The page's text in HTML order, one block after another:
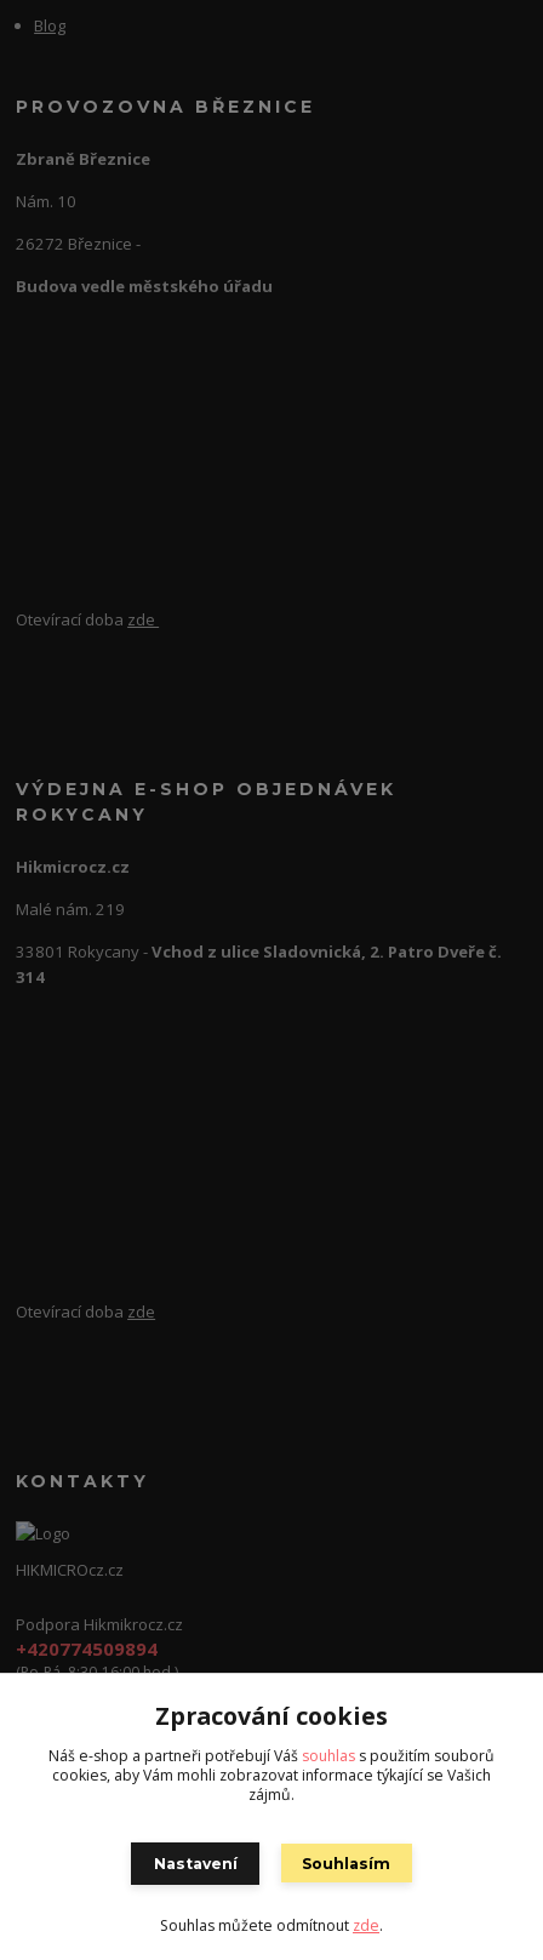
Blog
PROVOZOVNA BŘEZNICE
Zbraně Březnice
Nám. 10
26272 Březnice -
Budova vedle městského úřadu
Otevírací doba zde
VÝDEJNA E-SHOP OBJEDNÁVEK
ROKYCANY
Hikmicrocz.cz
Malé nám. 219
33801 Rokycany -Vchod z ulice Sladovnická, 2. Patro Dveře č.
314
Otevírací doba zde
KONTAKTY
HIKMICROcz.cz
Podpora Hikmikrocz.cz
+420774509894
(Po-Pá, 8:30-16:00 hod.)
info@hikmicrocz.cz
Zpracování cookies
Náš e-shop a partneři potřebují Váš souhlas s použitím souborů
cookies, aby Vám mohli zobrazovat informace týkající se Vašich
zájmů.
Nastavení Souhlasím
Souhlas můžete odmítnout zde.